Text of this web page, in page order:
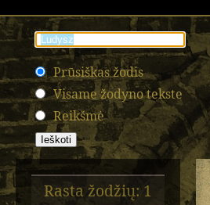
Prūsiškas žodis
Visame žodyno tekste
Reikšmė
Rasta žodžių: 1